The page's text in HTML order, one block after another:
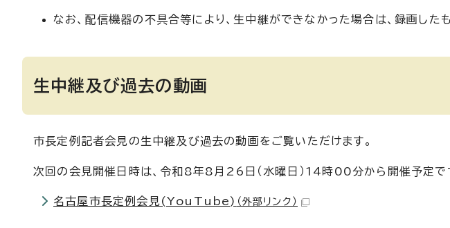
なお、配信機器の不具合等により、生中継ができなかった場合は、録画した
生中継及び過去の動画
市長定例記者会見の生中継及び過去の動画をご覧いただけます。
次回の会見開催日時は、令和8年8月26日（水曜日）14時00分から開催予定で
名古屋市長定例会見(YouTube) （外部リンク）